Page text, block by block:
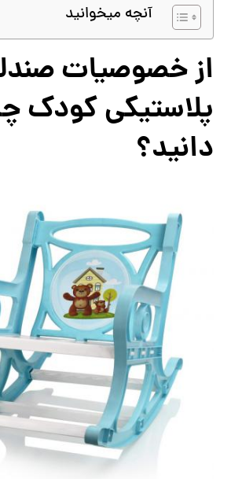
آنچه میخوانید
از خصوصیات
پلاستیکی کودک
دانید؟